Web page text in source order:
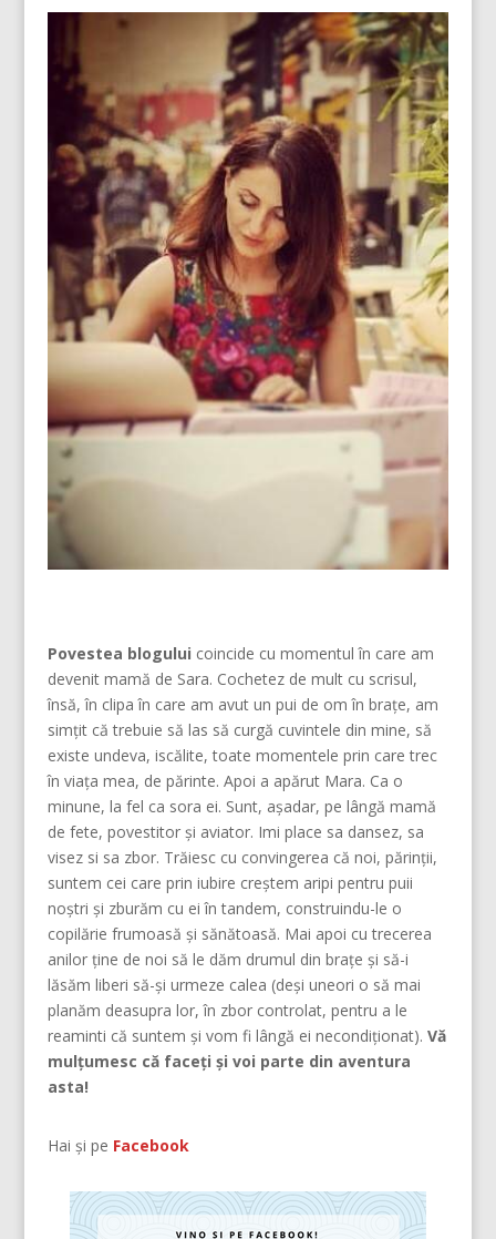
Povestea blogului coincide cu momentul în care am
devenit mamă de Sara. Cochetez de mult cu scrisul,
însă, în clipa în care am avut un pui de om în brațe, am
simțit că trebuie să las să curgă cuvintele din mine, să
existe undeva, iscălite, toate momentele prin care trec
în viața mea, de părinte. Apoi a apărut Mara. Ca o
minune, la fel ca sora ei. Sunt, așadar, pe lângă mamă
de fete, povestitor și aviator. Imi place sa dansez, sa
visez si sa zbor. Trăiesc cu convingerea că noi, părinţii,
suntem cei care prin iubire creştem aripi pentru puii
noştri şi zburăm cu ei în tandem, construindu-le o
copilărie frumoasă şi sănătoasă. Mai apoi cu trecerea
anilor ține de noi să le dăm drumul din braţe și să-i
lăsăm liberi să-și urmeze calea (deşi uneori o să mai
planăm deasupra lor, în zbor controlat, pentru a le
reaminti că suntem şi vom fi lângă ei necondiţionat). Vă
mulțumesc că faceți și voi parte din aventura
asta!
Hai și pe Facebook